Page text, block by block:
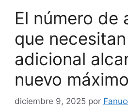
El número de
que
adicional
nuevo
diciembre 9, 2025 por